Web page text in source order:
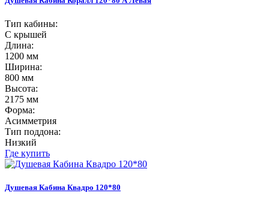
Тип кабины:
С крышей
Длина:
1200 мм
Ширина:
800 мм
Высота:
2175 мм
Форма:
Асимметрия
Тип поддона:
Низкий
Где купить
Душевая Кабина Квадро 120*80